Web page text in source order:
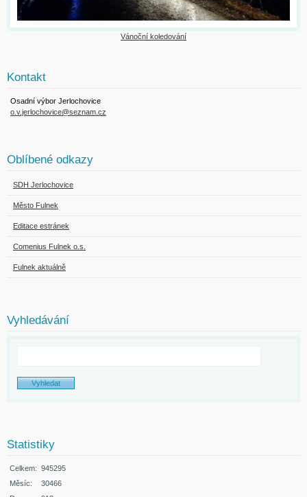
Vánoční koledování
Kontakt
Osadní výbor Jerlochovice
o.v.jerlochovice@seznam.cz
Oblíbené odkazy
SDH Jerlochovice
Město Fulnek
Editace estránek
Comenius Fulnek o.s.
Fulnek aktuálně
Vyhledávání
Statistiky
Celkem: 945295
Měsíc:
30466